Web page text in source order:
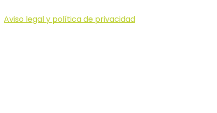
Aviso legal y política de privacidad